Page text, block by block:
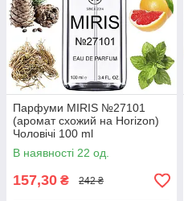
Парфуми MIRIS №27101
(аромат схожий на Horizon)
Чоловічі 100 ml
В наявності 22 од.
157,30 ₴ 242 ₴